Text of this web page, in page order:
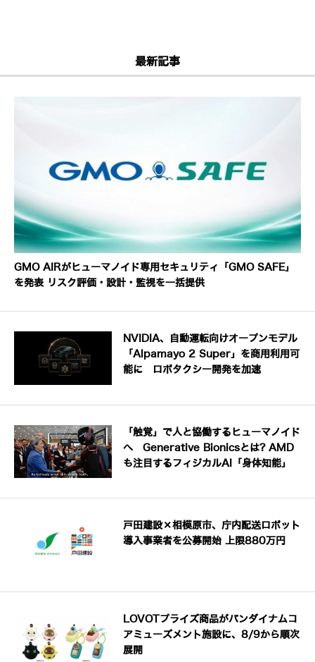
最新記事
GMO AIRがヒューマノイド専用セキュリティ「GMO SAFE」
を発表 リスク評価・設計・監視を一括提供
NVIDIA、自動運転向けオープンモデル
「Alpamayo 2 Super」を商用利用可
能に ロボタクシー開発を加速
「触覚」で人と協働するヒューマノイド
へ Generative Bionicsとは? AMD
も注目するフィジカルAI「身体知能」
戸田建設×相模原市、庁内配送ロボット
導入事業者を公募開始 上限880万円
LOVOTプライズ商品がバンダイナムコ
アミューズメント施設に、8/9から順次
展開